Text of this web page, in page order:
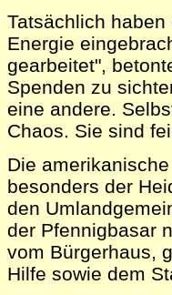
Tatsächlich
Energie
gearbeitet",
Spenden zu
eine andere.
Chaos. Sie sind
Die
besonders der
den
der Pfennigbasar
vom Bürgerhaus,
Hilfe sowie dem